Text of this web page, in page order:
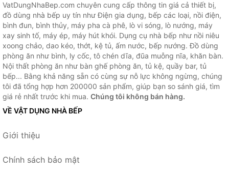
VatDungNhaBep.com chuyên cung cấp thông tin giá cả thiết bị,
đồ dùng nhà bếp uy tín như Điện gia dụng, bếp các loại, nồi điện,
bình đun, bình thủy, máy pha cà phê, lò vi sóng, lò nướng, máy
xay sinh tố, máy ép, máy hút khói. Dụng cụ nhà bếp như nồi niêu
xoong chảo, dao kéo, thớt, kệ tủ, ấm nước, bếp nướng. Đồ dùng
phòng ăn như bình, ly cốc, tô chén dĩa, đũa muỗng nĩa, khăn bàn.
Nội thất phòng ăn như bàn ghế phòng ăn, tủ kệ, quầy bar, tủ
bếp... Bằng khả năng sẵn có cùng sự nỗ lực không ngừng, chúng
tôi đã tổng hợp hơn 200000 sản phẩm, giúp bạn so sánh giá, tìm
giá rẻ nhất trước khi mua. Chúng tôi không bán hàng.
VỀ VẬT DỤNG NHÀ BẾP
Giới thiệu
Chính sách bảo mật